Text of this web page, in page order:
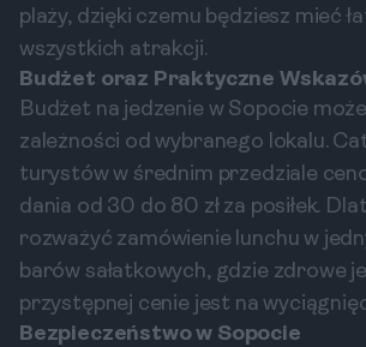
plaży, dzięki czemu będziesz mieć
wszystkich atrakcji.
Budżet oraz Praktyczne
Budżet na jedzenie w Sopocie
zależności od wybranego lokalu.
turystów w średnim przedziale
dania od 30 do 80 zł za posiłek.
rozważyć zamówienie lunchu w
barów sałatkowych, gdzie zdrowe
przystępnej cenie jest na
Bezpieczeństwo w Sopocie